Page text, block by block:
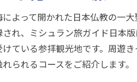
よって開かれた日本仏教の一
れ、ミシュラン旅ガイド日本版
ている参拝観光地です。周遊
られるコースをご紹介します。